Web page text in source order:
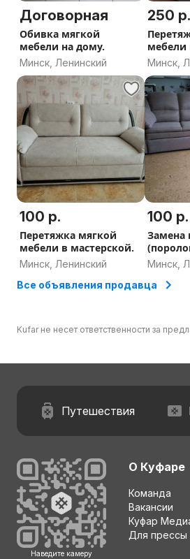
Договорная
Обивка мягкой
мебели на дому.
Минск, Ленинский
250 р.
мебели
Минск,
100 р.
Перетяжка мягкой
мебели в мастерской.
Минск, Ленинский
100 р.
Замена
Минск,
Все объявления продавца
Kufar не несет ответственности за
Путешествия
Наведите камеру
О Куфаре
Команда
Вакансии
Куфар
Для прессы